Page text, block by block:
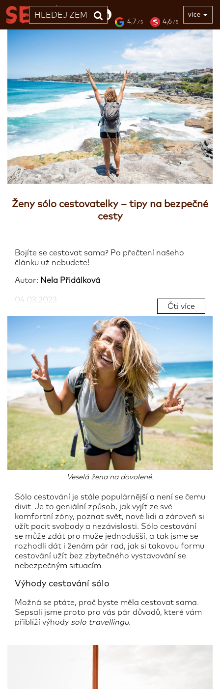
33 LET více
4,7 / 5 4,6 / 5
Ženy sólo cestovatelky – tipy na bezpečné
cesty
Bojíte se cestovat sama? Po přečtení našeho
článku už nebudete!
Autor: Nela Přidálková
04.03.2023
Čti více
Veselá žena na dovolené.
Sólo cestování je stále populárnější a není se čemu
divit. Je to geniální způsob, jak vyjít ze své
komfortní zóny, poznat svět, nové lidi a zároveň si
užít pocit svobody a nezávislosti. Sólo cestování
se může zdát pro muže jednodušší, a tak jsme se
rozhodli dát i ženám pár rad, jak si takovou formu
cestování užít bez zbytečného vystavování se
nebezpečným situacím.
Výhody cestování sólo
Možná se ptáte, proč byste měla cestovat sama.
Sepsali jsme proto pro vás pár důvodů, které vám
přiblíží výhody solo travellingu.